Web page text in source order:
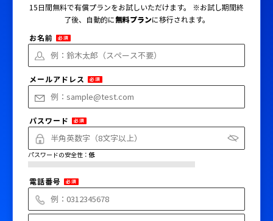
15日間無料で有償プランをお試しいただけます。
※お試し期間終
了後、自動的に無料プランに移行されます。
お名前
必須
メールアドレス 必須
パスワード 必須
パスワードの安全性：低
電話番号 必須